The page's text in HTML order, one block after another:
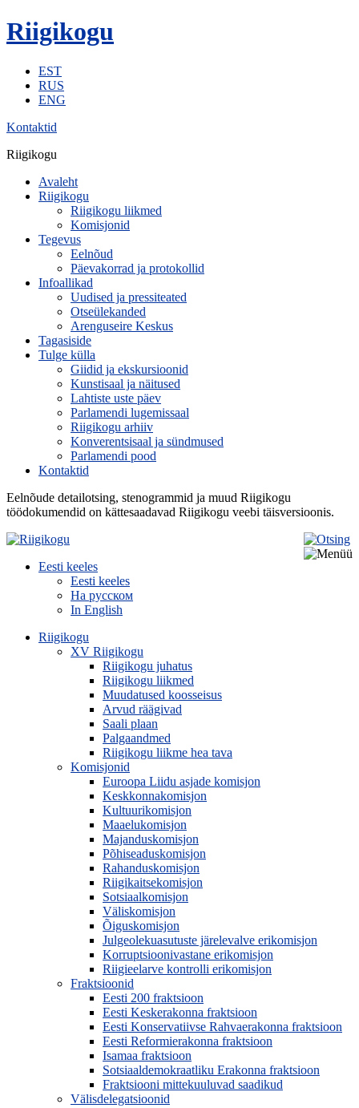
Riigikogu
EST
RUS
ENG
Kontaktid
Riigikogu
Avaleht
Riigikogu
Riigikogu liikmed
Komisjonid
Tegevus
Eelnõud
Päevakorrad ja protokollid
Infoallikad
Uudised ja pressiteated
Otseülekanded
Arenguseire Keskus
Tagasiside
Tulge külla
Giidid ja ekskursioonid
Kunstisaal ja näitused
Lahtiste uste päev
Parlamendi lugemissaal
Riigikogu arhiiv
Konverentsisaal ja sündmused
Parlamendi pood
Kontaktid
Eelnõude detailotsing, stenogrammid ja muud Riigikogu
töödokumendid on kättesaadavad Riigikogu veebi täisversioonis.
Eesti keeles
Eesti keeles
На русском
In English
Riigikogu
XV Riigikogu
Riigikogu juhatus
Riigikogu liikmed
Muudatused koosseisus
Arvud räägivad
Saali plaan
Palgaandmed
Riigikogu liikme hea tava
Komisjonid
Euroopa Liidu asjade komisjon
Keskkonnakomisjon
Kultuurikomisjon
Maaelukomisjon
Majanduskomisjon
Põhiseaduskomisjon
Rahanduskomisjon
Riigikaitsekomisjon
Sotsiaalkomisjon
Väliskomisjon
Õiguskomisjon
Julgeolekuasutuste järelevalve erikomisjon
Korruptsioonivastane erikomisjon
Riigieelarve kontrolli erikomisjon
Fraktsioonid
Eesti 200 fraktsioon
Eesti Keskerakonna fraktsioon
Eesti Konservatiivse Rahvaerakonna fraktsioon
Eesti Reformierakonna fraktsioon
Isamaa fraktsioon
Sotsiaaldemokraatliku Erakonna fraktsioon
Fraktsiooni mittekuuluvad saadikud
Välisdelegatsioonid